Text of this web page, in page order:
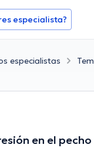
especialista?
especialistas
en el